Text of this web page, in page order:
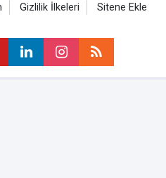
Gizlilik İlkeleri Sitene Ekle